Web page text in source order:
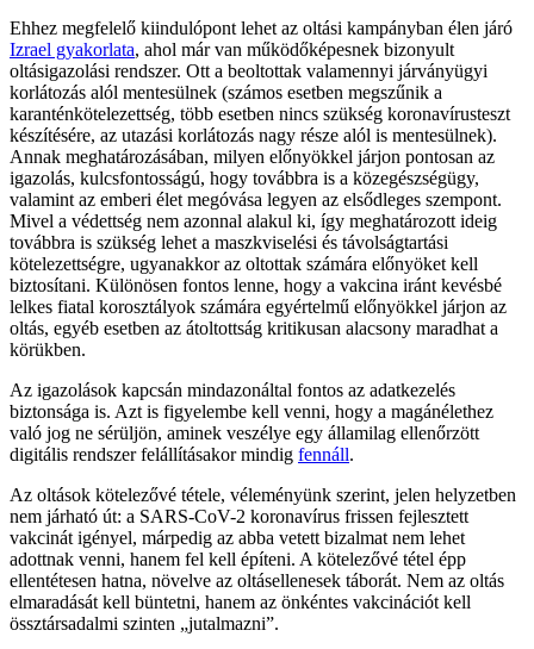
Ehhez megfelelő kiindulópont lehet az oltási kampányban élen járó
Izrael gyakorlata, ahol már van működőképesnek bizonyult
oltásigazolási rendszer. Ott a beoltottak valamennyi járványügyi
korlátozás alól mentesülnek (számos esetben megszűnik a
karanténkötelezettség, több esetben nincs szükség koronavírusteszt
készítésére, az utazási korlátozás nagy része alól is mentesülnek).
Annak meghatározásában, milyen előnyökkel járjon pontosan az
igazolás, kulcsfontosságú, hogy továbbra is a közegészségügy,
valamint az emberi élet megóvása legyen az elsődleges szempont.
Mivel a védettség nem azonnal alakul ki, így meghatározott ideig
továbbra is szükség lehet a maszkviselési és távolságtartási
kötelezettségre, ugyanakkor az oltottak számára előnyöket kell
biztosítani. Különösen fontos lenne, hogy a vakcina iránt kevésbé
lelkes fiatal korosztályok számára egyértelmű előnyökkel járjon az
oltás, egyéb esetben az átoltottság kritikusan alacsony maradhat a
körükben.
Az igazolások kapcsán mindazonáltal fontos az adatkezelés
biztonsága is. Azt is figyelembe kell venni, hogy a magánélethez
való jog ne sérüljön, aminek veszélye egy államilag ellenőrzött
digitális rendszer felállításakor mindig fennáll.
Az oltások kötelezővé tétele, véleményünk szerint, jelen helyzetben
nem járható út: a SARS-CoV-2 koronavírus frissen fejlesztett
vakcinát igényel, márpedig az abba vetett bizalmat nem lehet
adottnak venni, hanem fel kell építeni. A kötelezővé tétel épp
ellentétesen hatna, növelve az oltásellenesek táborát. Nem az oltás
elmaradását kell büntetni, hanem az önkéntes vakcinációt kell
össztársadalmi szinten „jutalmazni”.